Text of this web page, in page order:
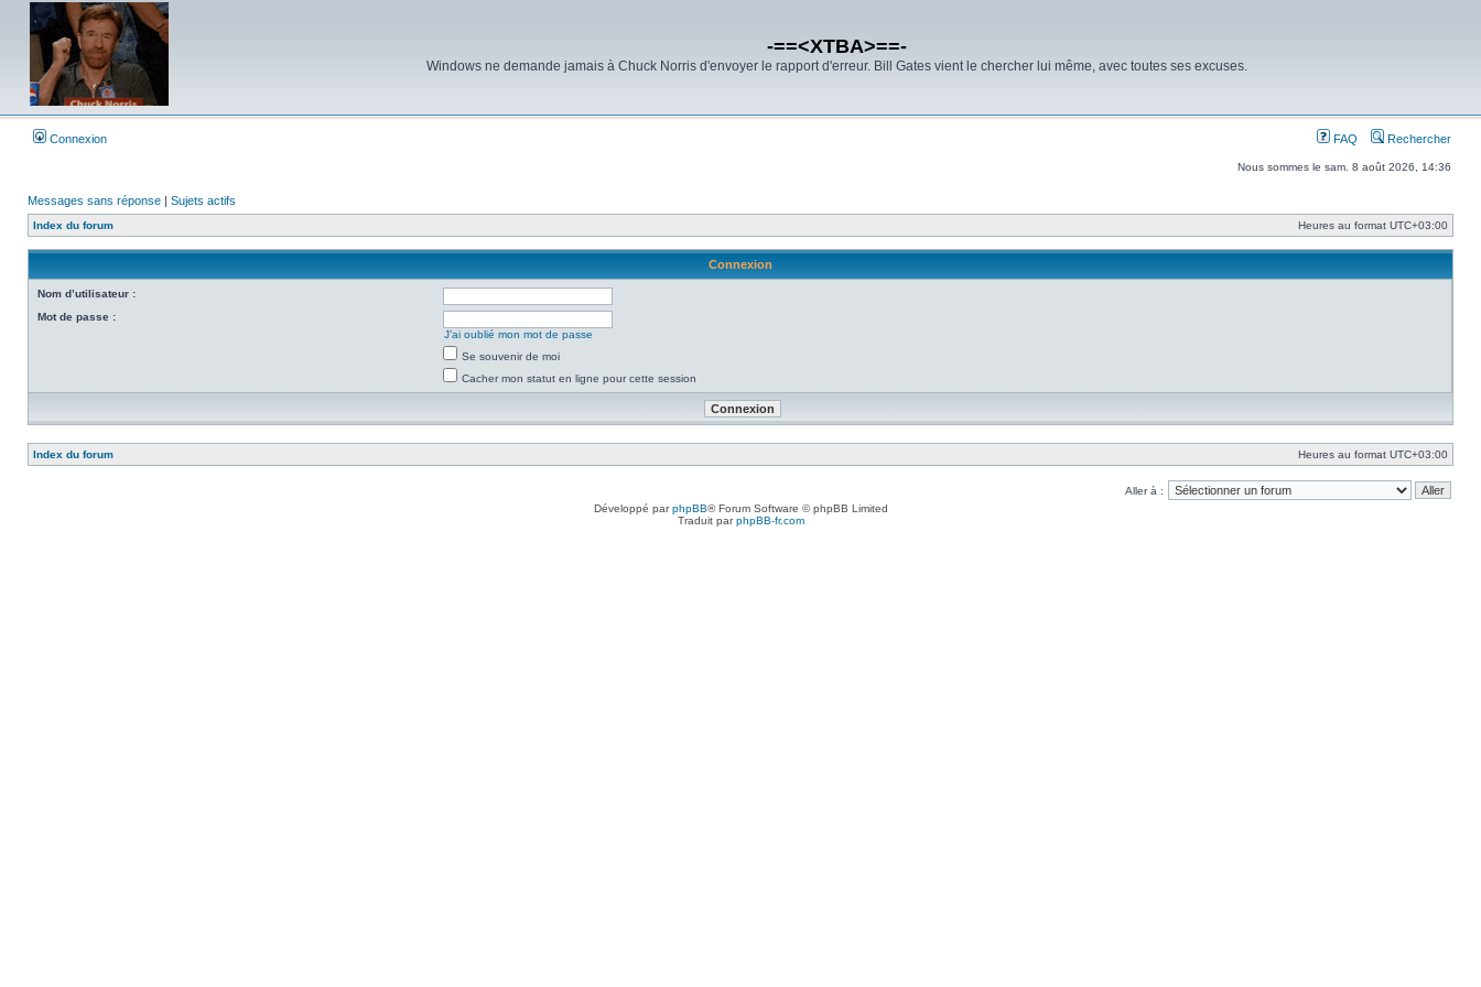
-==<XTBA>==-
Windows ne demande jamais à Chuck Norris d'envoyer le rapport d'erreur. Bill Gates vient le chercher lui même, avec toutes ses excuses.
Connexion FAQ Rechercher
Nous sommes le sam. 8 août 2026, 14:36
Messages sans réponse | Sujets actifs
Index du forum Heures au format UTC+03:00
Connexion
Nom d’utilisateur :
Mot de passe :
J’ai oublié mon mot de passe
Se souvenir de moi
Cacher mon statut en ligne pour cette session
Index du forum Heures au format UTC+03:00
Aller à :
Développé parphpBB® Forum Software © phpBB Limited
Traduit parphpBB-fr.com